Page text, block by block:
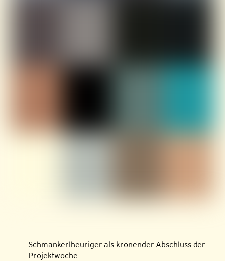
Schmankerlheuriger als krönender Abschluss der
Projektwoche